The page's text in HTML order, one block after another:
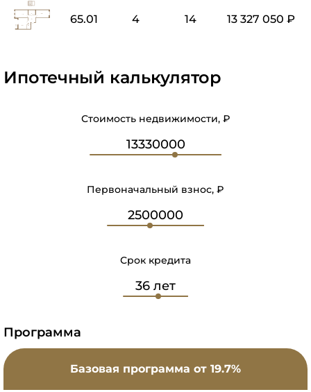
65.01 4 14 13 327 050 ₽
Ипотечный калькулятор
Стоимость недвижимости, ₽
Первоначальный взнос, ₽
Срок кредита
Программа
Базовая программа от 19.7%